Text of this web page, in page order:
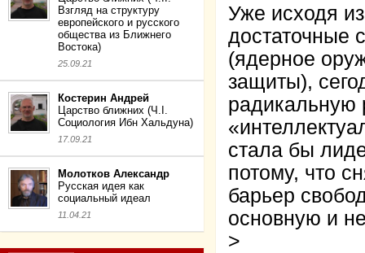
Взгляд на структуру
европейского и русского
общества из Ближнего
Востока)
25.09.21
Костерин Андрей
Царство ближних (Ч.I.
Социология Ибн Хальдуна)
17.09.21
Молотков Александр
Русская идея как
социальный идеал
11.04.21
Уже исходя
достаточные
(ядерное
защиты),
радикальную
стала бы
потому, что
барьер
основную и
>